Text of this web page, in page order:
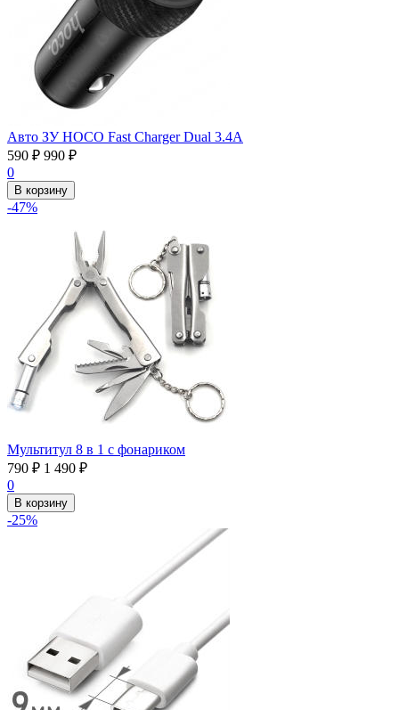
Авто ЗУ HOCO Fast Charger Dual 3.4А
590 ₽ 990 ₽
0
В корзину
-47%
Мультитул 8 в 1 с фонариком
790 ₽ 1 490 ₽
0
В корзину
-25%